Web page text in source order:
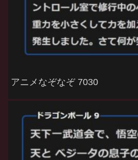
アニメなぞなぞ 7030